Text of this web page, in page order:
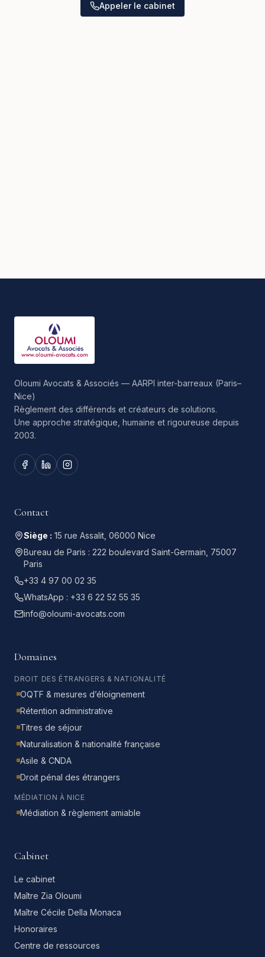
Appeler le cabinet
Oloumi Avocats & Associés — AARPI inter-barreaux (Paris–
Nice)
Règlement des différends et créateurs de solutions.
Une approche stratégique, humaine et rigoureuse depuis
2003.
Contact
Siège : 15 rue Assalit, 06000 Nice
Bureau de Paris : 222 boulevard Saint-Germain, 75007
Paris
+33 4 97 00 02 35
WhatsApp : +33 6 22 52 55 35
info@oloumi-avocats.com
Domaines
DROIT DES ÉTRANGERS & NATIONALITÉ
OQTF & mesures d’éloignement
Rétention administrative
Titres de séjour
Naturalisation & nationalité française
Asile & CNDA
Droit pénal des étrangers
MÉDIATION À NICE
Médiation & règlement amiable
Cabinet
Le cabinet
Maître Zia Oloumi
Maître Cécile Della Monaca
Honoraires
Centre de ressources